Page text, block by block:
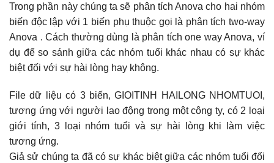
Trong phần này chúng ta sẽ phân tích Anova cho hai nhóm
biến độc lập với 1 biến phụ thuộc gọi là phân tích two-way
Anova . Cách thường dùng là phân tích one way Anova, ví
dụ để so sánh giữa các nhóm tuổi khác nhau có sự khác
biệt đối với sự hài lòng hay không.
File dữ liệu có 3 biến, GIOITINH HAILONG NHOMTUOI,
tương ứng với người lao động trong một công ty, có 2 loại
giới tính, 3 loại nhóm tuổi và sự hài lòng khi làm việc
tương ứng.
Giả sử chúng ta đã có sự khác biệt giữa các nhóm tuổi đối